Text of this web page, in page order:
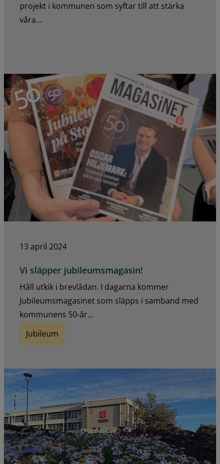
projekt i kommunen som syftar till att stärka
våra...
13 april 2024
Vi släpper jubileumsmagasin!
Håll utkik i brevlådan. I dagarna kommer
Jubileumsmagasinet som släpps i samband med
kommunens 50-år...
Jubileum